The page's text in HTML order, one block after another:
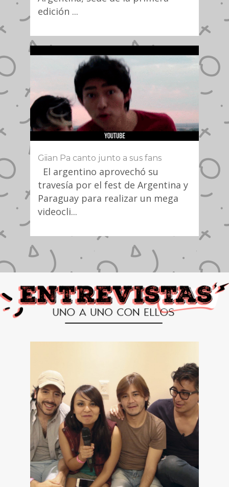
edición ...
Giian Pa canto junto a sus fans
El argentino aprovechó su
travesía por el fest de Argentina y
Paraguay para realizar un mega
videocli...